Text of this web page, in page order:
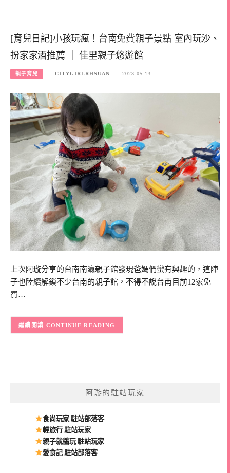
[育兒日記]小孩玩瘋！台南免費親子景點 室內玩沙、
扮家家酒推薦 ｜ 佳里親子悠遊館
親子育兒 CITYGIRLRHSUAN 2023-05-13
上次阿璇分享的台南南瀛親子館發現爸媽們蠻有興趣的，這陣
子也陸續解鎖不少台南的親子館，不得不說台南目前12家免
費…
CONTINUE READING
阿璇的駐站玩家
食尚玩家 駐站部落客
輕旅行 駐站玩家
親子就醬玩 駐站玩家
愛食記 駐站部落客